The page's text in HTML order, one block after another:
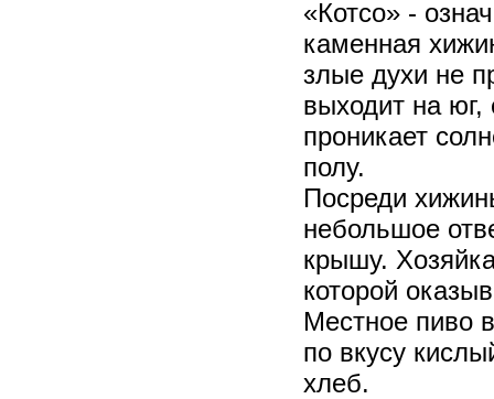
«Котсо» -
каменная
злые духи не
выходит на юг,
проникает
полу.
Посреди
небольшое
крышу.
которой
Местное пиво
по вкусу
хлеб.